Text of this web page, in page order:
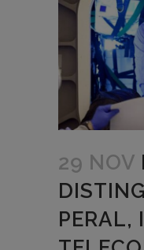
29 NOV
PERAL,